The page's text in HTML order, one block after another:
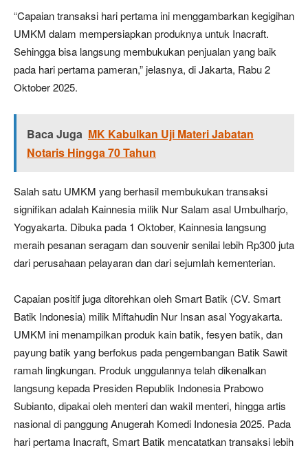
“Capaian transaksi hari pertama ini menggambarkan kegigihan
UMKM dalam mempersiapkan produknya untuk Inacraft.
Sehingga bisa langsung membukukan penjualan yang baik
pada hari pertama pameran,” jelasnya, di Jakarta, Rabu 2
Oktober 2025.
Baca Juga MK Kabulkan Uji Materi Jabatan
Notaris Hingga 70 Tahun
Salah satu UMKM yang berhasil membukukan transaksi
signifikan adalah Kainnesia milik Nur Salam asal Umbulharjo,
Yogyakarta. Dibuka pada 1 Oktober, Kainnesia langsung
meraih pesanan seragam dan souvenir senilai lebih Rp300 juta
dari perusahaan pelayaran dan dari sejumlah kementerian.
Capaian positif juga ditorehkan oleh Smart Batik (CV. Smart
Batik Indonesia) milik Miftahudin Nur Insan asal Yogyakarta.
UMKM ini menampilkan produk kain batik, fesyen batik, dan
payung batik yang berfokus pada pengembangan Batik Sawit
ramah lingkungan. Produk unggulannya telah dikenalkan
langsung kepada Presiden Republik Indonesia Prabowo
Subianto, dipakai oleh menteri dan wakil menteri, hingga artis
nasional di panggung Anugerah Komedi Indonesia 2025. Pada
hari pertama Inacraft, Smart Batik mencatatkan transaksi lebih